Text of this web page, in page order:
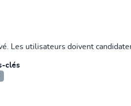
Les utilisateurs doivent
clés